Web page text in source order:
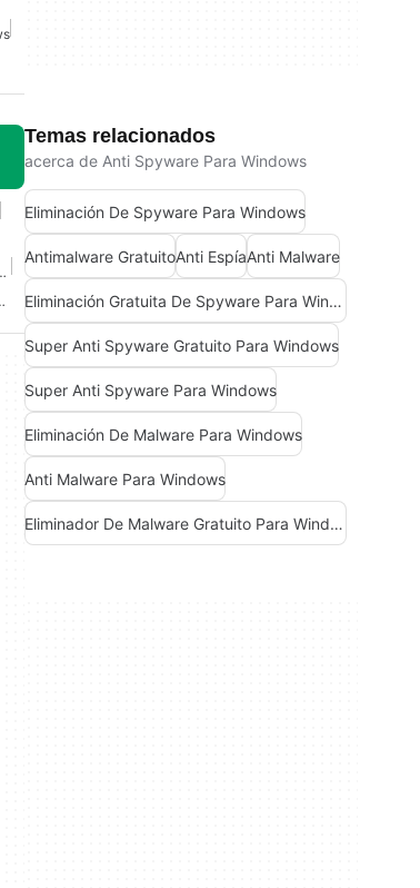
Para Windows
Windows
Temas relacionados
acerca de Anti Spyware Para Windows
Eliminación De Spyware Para Windows
Antimalware GratuitoAnti EspíaAnti Malware
Eliminación Gratuita De Spyware Para Windows
Super Anti Spyware Gratuito Para Windows
Super Anti Spyware Para Windows
Eliminación De Malware Para Windows
Anti Malware Para Windows
Eliminador De Malware Gratuito Para Windows